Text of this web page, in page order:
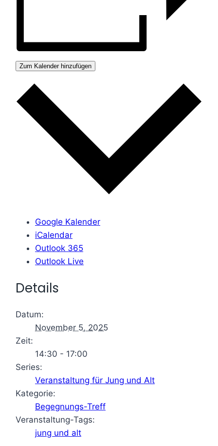
Zum Kalender hinzufügen
Google Kalender
iCalendar
Outlook 365
Outlook Live
Details
Datum:
November 5, 2025
Zeit:
14:30 - 17:00
Series:
Veranstaltung für Jung und Alt
Kategorie:
Begegnungs-Treff
Veranstaltung-Tags:
jung und alt